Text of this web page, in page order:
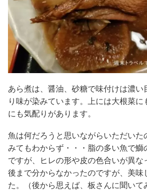
あら煮は、醤油、砂糖で味付けは濃い
り味が染みています。上には大根菜に
にも気配りがあります。
魚は何だろうと思いながらいただいた
みてもわからず・・・脂の多い魚で鰤
ですが、ヒレの形や皮の色合いが異な
後まで分からなかったのですが、美味
た。（後から思えば、板さんに聞いて